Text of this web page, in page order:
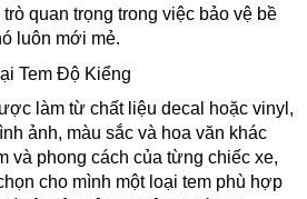
quan trọng trong việc bảo vệ bề
luôn mới mẻ.
Tem Độ Kiểng
làm từ chất liệu decal hoặc vinyl,
ảnh, màu sắc và hoa văn khác
và phong cách của từng chiếc xe,
cho mình một loại tem phù hợp